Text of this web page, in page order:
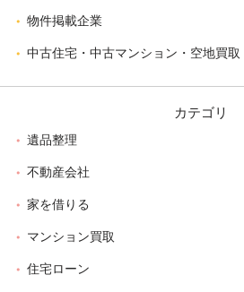
物件掲載企業
中古住宅・中古マンション・空地買取
カテゴリ
遺品整理
不動産会社
家を借りる
マンション買取
住宅ローン